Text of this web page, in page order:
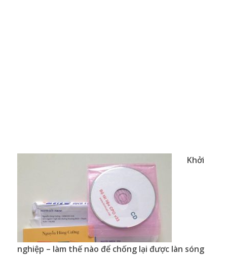
Khởi
nghiệp – làm thế nào để chống lại được làn sóng